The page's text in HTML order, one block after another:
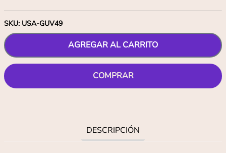
SKU: USA-GUV49
AGREGAR AL CARRITO
COMPRAR
DESCRIPCIÓN